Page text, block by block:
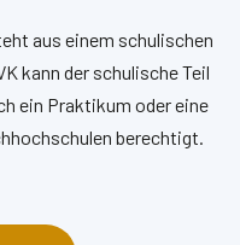
aus einem schulischen
kann der schulische Teil
ein Praktikum oder eine
berechtigt.